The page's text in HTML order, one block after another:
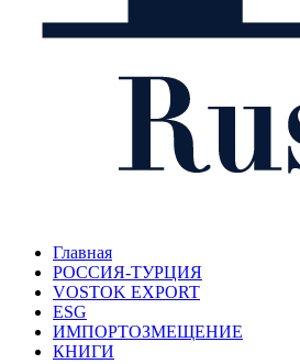
Главная
РОССИЯ-ТУРЦИЯ
VOSTOK EXPORT
ESG
ИМПОРТОЗМЕЩЕНИЕ
КНИГИ